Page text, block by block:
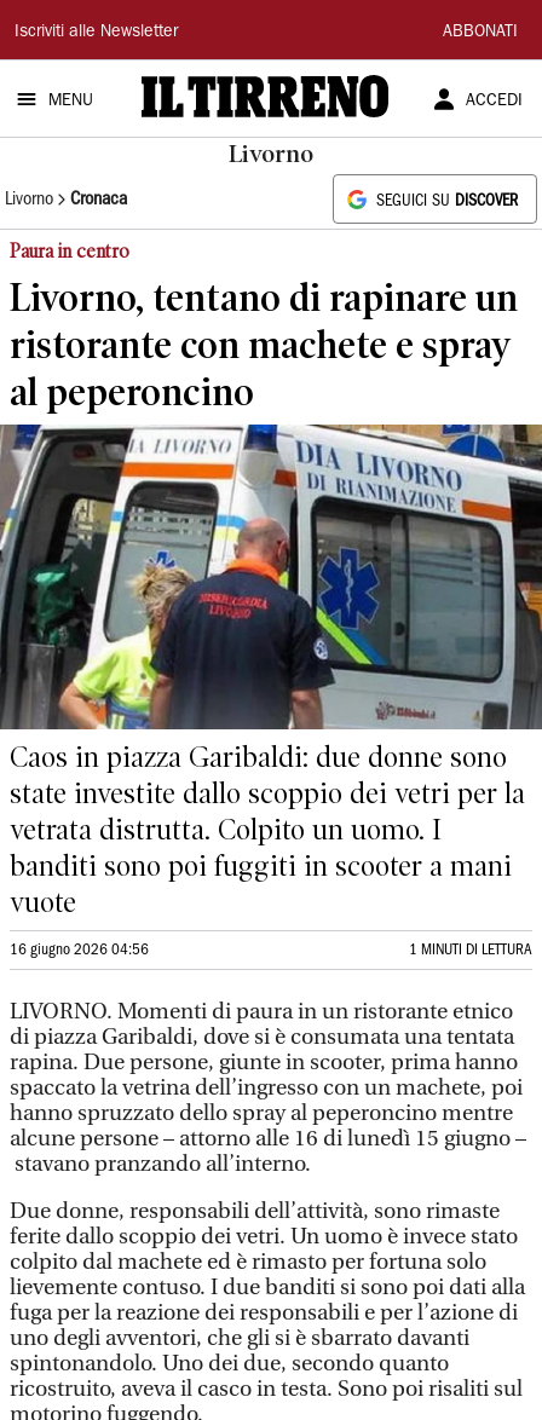
Il
Tirreno
Iscriviti alle Newsletter ABBONATI
MENU ACCEDI
Livorno
Livorno Cronaca SEGUICI SU DISCOVER
Paura in centro
Livorno, tentano di rapinare un
ristorante con machete e spray
al peperoncino
Caos in piazza Garibaldi: due donne sono
state investite dallo scoppio dei vetri per la
vetrata distrutta. Colpito un uomo. I
banditi sono poi fuggiti in scooter a mani
vuote
16 giugno 2026 04:56 1 MINUTI DI LETTURA
LIVORNO. Momenti di paura in un ristorante etnico
di piazza Garibaldi, dove si è consumata una tentata
rapina. Due persone, giunte in scooter, prima hanno
spaccato la vetrina dell’ingresso con un machete, poi
hanno spruzzato dello spray al peperoncino mentre
alcune persone – attorno alle 16 di lunedì 15 giugno –
stavano pranzando all’interno.
Due donne, responsabili dell’attività, sono rimaste
ferite dallo scoppio dei vetri. Un uomo è invece stato
colpito dal machete ed è rimasto per fortuna solo
lievemente contuso. I due banditi si sono poi dati alla
fuga per la reazione dei responsabili e per l’azione di
uno degli avventori, che gli si è sbarrato davanti
spintonandolo. Uno dei due, secondo quanto
ricostruito, aveva il casco in testa. Sono poi risaliti sul
motorino fuggendo.